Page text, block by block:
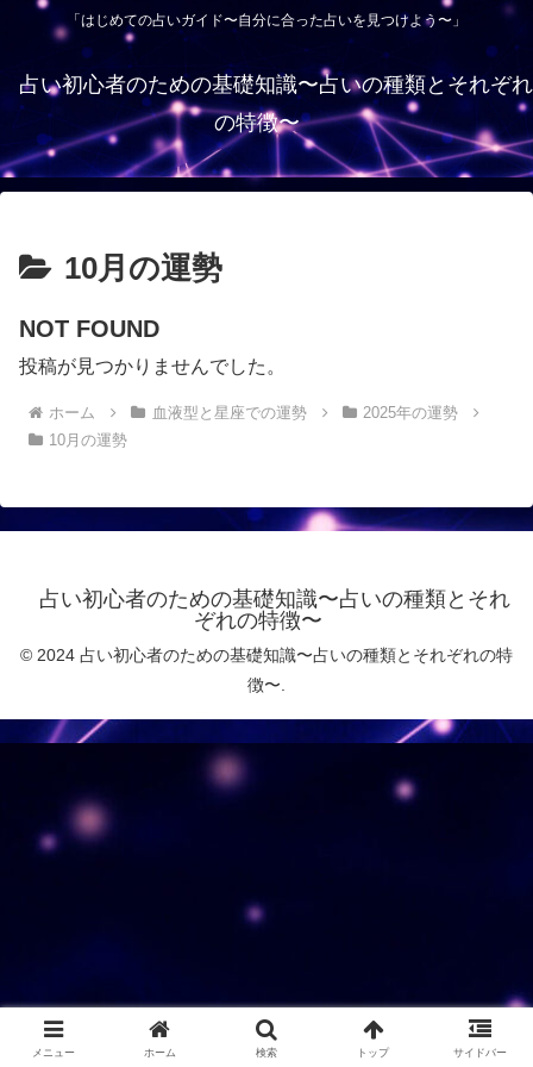
「はじめての占いガイド〜自分に合った占いを見つけよう〜」
占い初心者のための基礎知識〜占いの種類とそれぞれ
の特徴〜
10月の運勢
NOT FOUND
投稿が見つかりませんでした。
ホーム 血液型と星座での運勢
2025年の運勢
10月の運勢
占い初心者のための基礎知識〜占いの種類とそれ
ぞれの特徴〜
© 2024 占い初心者のための基礎知識〜占いの種類とそれぞれの特
徴〜.
メニュー ホーム 検索 トップ サイドバー